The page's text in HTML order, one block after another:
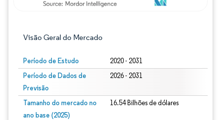
Visão Geral do Mercado
Período de Estudo 2020 - 2031
Período de Dados de
Previsão
2026 - 2031
Tamanho do mercado no
ano base (2025)
16.54 Bilhões de dólares